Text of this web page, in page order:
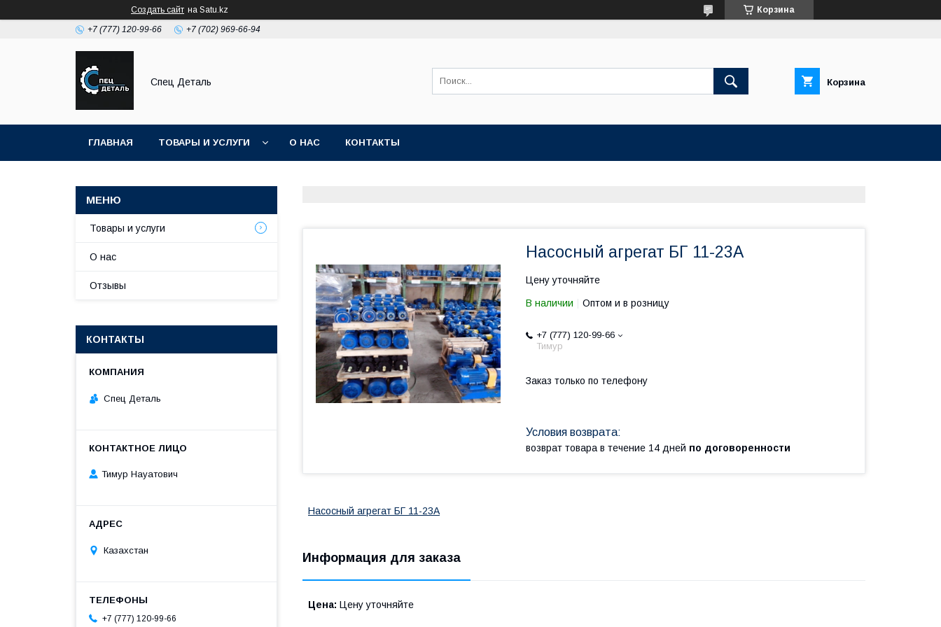
Создать сайт на Satu.kz Корзина
+7 (777) 120-99-66 +7 (702) 969-66-94
Спец Деталь Корзина
ГЛАВНАЯ ТОВАРЫ И УСЛУГИ О НАС КОНТАКТЫ
Насосный агрегат БГ 11-23А
Цену уточняйте
В наличии Оптом и в розницу
+7 (777) 120-99-66
Тимур
Заказ только по телефону
возврат товара в течение 14 дней по договоренности
Насосный агрегат БГ 11-23А
Информация для заказа
Цена: Цену уточняйте
Товары и услуги
О нас
Отзывы
КОНТАКТЫ
Спец Деталь
Тимур Науатович
Казахстан
+7 (777) 120-99-66